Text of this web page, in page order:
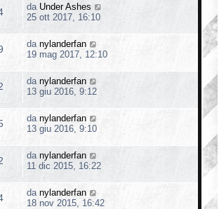
da Under Ashes
25 ott 2017, 16:10
da nylanderfan
19 mag 2017, 12:10
da nylanderfan
13 giu 2016, 9:12
da nylanderfan
13 giu 2016, 9:10
da nylanderfan
11 dic 2015, 16:22
da nylanderfan
18 nov 2015, 16:42